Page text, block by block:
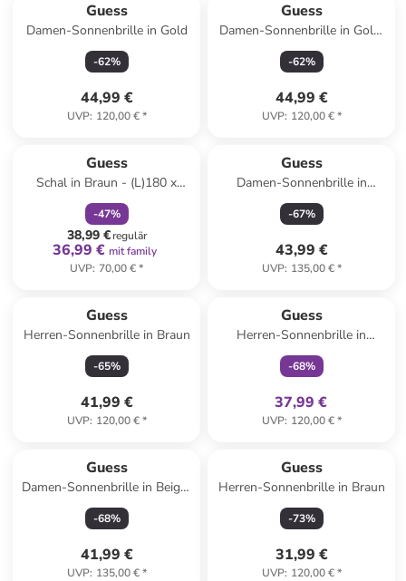
Guess
Damen-Sonnenbrille in Gold
-62%
44,99 €
UVP: 120,00 €*
Guess
Damen-Sonnenbrille in Gold/
Hellbraun
-62%
44,99 €
UVP: 120,00 €*
Guess
Schal in Braun - (L)180 x
(B)53 cm
-47%
38,99 €regulär
36,99 € mit family
UVP: 70,00 €*
Guess
Damen-Sonnenbrille in
Hellbraun-Gelb/ Braun
-67%
43,99 €
UVP: 135,00 €*
Guess
Herren-Sonnenbrille in Braun
-65%
41,99 €
UVP: 120,00 €*
Guess
Herren-Sonnenbrille in
Schwarz
-68%
37,99 €
UVP: 120,00 €*
Guess
Damen-Sonnenbrille in Beige-
Schwarz/ Hellbraun
-68%
41,99 €
UVP: 135,00 €*
Guess
Herren-Sonnenbrille in Braun
-73%
31,99 €
UVP: 120,00 €*